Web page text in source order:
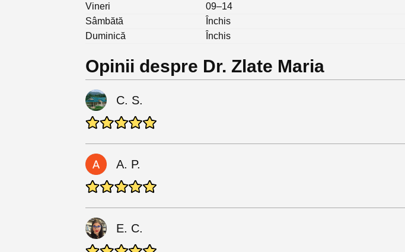
Vineri
09–14
Sâmbătă
Închis
Duminică
Închis
Opinii despre Dr. Zlate Maria
C. S.
A. P.
E. C.